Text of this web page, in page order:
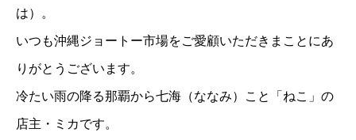
は）。
いつも沖縄ジョートー市場をご愛顧いただきまことにあ
りがとうございます。
冷たい雨の降る那覇から七海（ななみ）こと「 ねこ 」の
店主・ミカです。